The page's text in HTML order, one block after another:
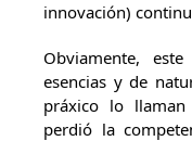
innovación)
Obviamente,
esencias y de
práxico lo llaman
perdió la